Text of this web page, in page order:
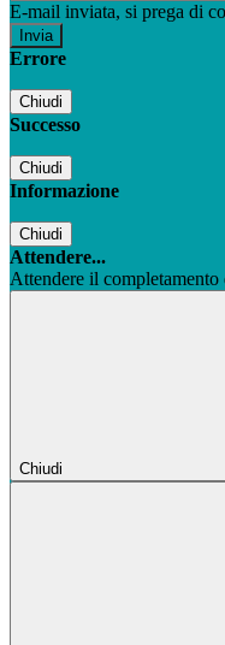
E-mail inviata, si prega di
Errore
Chiudi
Successo
Chiudi
Informazione
Chiudi
Attendere...
Attendere il completamento
Chiudi